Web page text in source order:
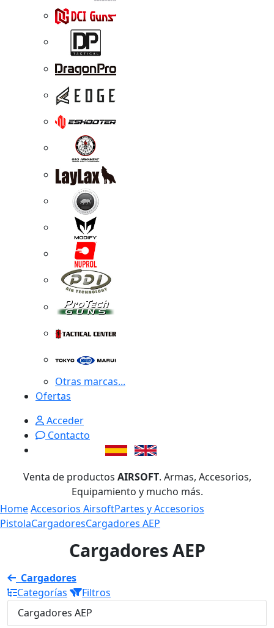
Otras marcas...
Ofertas
Acceder
Contacto
Venta de productos AIRSOFT. Armas, Accesorios,
Equipamiento y mucho más.
HomeAccesorios AirsoftPartes y Accesorios
PistolaCargadoresCargadores AEP
Cargadores AEP
Cargadores
Categorías
Filtros
Cargadores AEP